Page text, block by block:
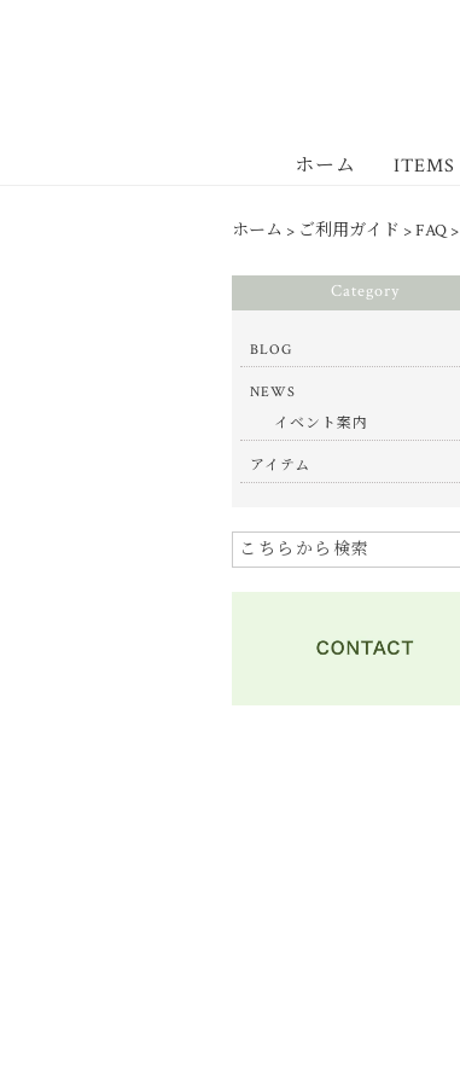
ホーム ITEMS
ホーム > ご利用ガイド >FAQ >
Category
BLOG
NEWS
イベント案内
アイテム